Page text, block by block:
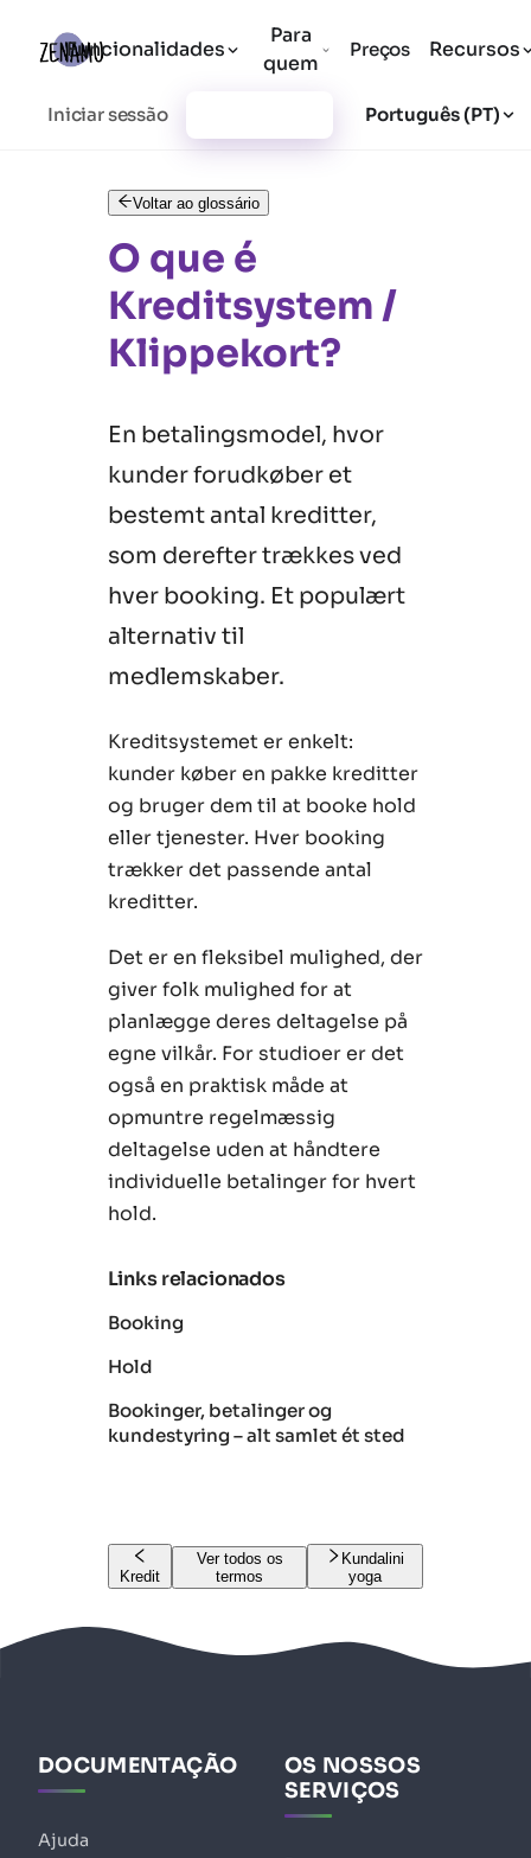
Funcionalidades
Para
quem
Preços Recursos
Iniciar sessão Português (PT)
Voltar ao glossário
O que é
Kreditsystem /
Klippekort?
En betalingsmodel, hvor
kunder forudkøber et
bestemt antal kreditter,
som derefter trækkes ved
hver booking. Et populært
alternativ til
medlemskaber.
Kreditsystemet er enkelt:
kunder køber en pakke kreditter
og bruger dem til at booke hold
eller tjenester. Hver booking
trækker det passende antal
kreditter.
Det er en fleksibel mulighed, der
giver folk mulighed for at
planlægge deres deltagelse på
egne vilkår. For studioer er det
også en praktisk måde at
opmuntre regelmæssig
deltagelse uden at håndtere
individuelle betalinger for hvert
hold.
Links relacionados
Booking
Hold
Bookinger, betalinger og
kundestyring – alt samlet ét sted
Kredit
Ver todos os
termos
Kundalini
yoga
DOCUMENTAÇÃO
Ajuda
OS NOSSOS
SERVIÇOS